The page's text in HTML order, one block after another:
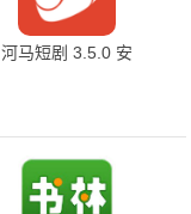
河马短剧 3.5.0 安